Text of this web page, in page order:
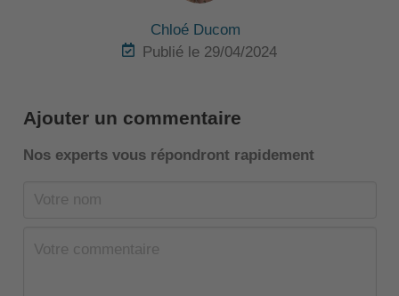
Chloé Ducom
Publié le 29/04/2024
Ajouter un commentaire
Nos experts vous répondront rapidement